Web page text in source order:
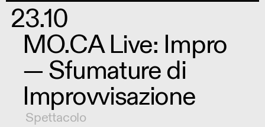
23.10
MO.CA Live: Impro
— Sfumature di
Improvvisazione
Spettacolo